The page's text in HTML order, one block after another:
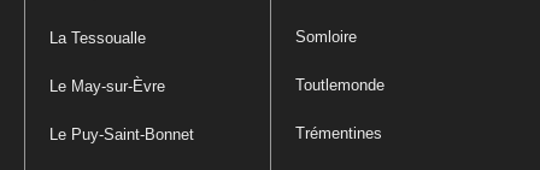
La Tessoualle
Le May-sur-Èvre
Le Puy-Saint-Bonnet
Somloire
Toutlemonde
Trémentines